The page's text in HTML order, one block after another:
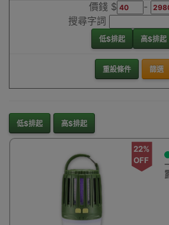
價錢 $
-
搜尋字詞
低$排起 高$排起
重設條件 篩選
低$排起 高$排起
22%
OFF